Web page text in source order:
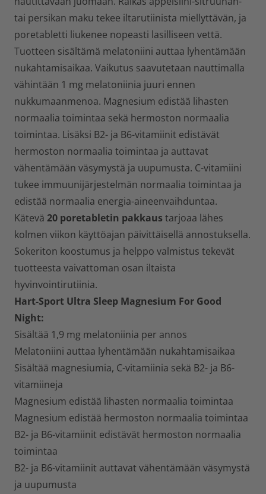
tai persikan maku tekee iltarutiinista miellyttävän, ja
poretabletti liukenee nopeasti lasilliseen vettä.
Tuotteen sisältämä melatoniini auttaa lyhentämään
nukahtamisaikaa. Vaikutus saavutetaan nauttimalla
vähintään 1 mg melatoniinia juuri ennen
nukkumaanmenoa. Magnesium edistää lihasten
normaalia toimintaa sekä hermoston normaalia
toimintaa. Lisäksi B2- ja B6-vitamiinit edistävät
hermoston normaalia toimintaa ja auttavat
vähentämään väsymystä ja uupumusta. C-vitamiini
tukee immuunijärjestelmän normaalia toimintaa ja
edistää normaalia energia-aineenvaihduntaa.
Kätevä 20 poretabletin pakkaus tarjoaa lähes
kolmen viikon käyttöajan päivittäisellä annostuksella.
Sokeriton koostumus ja helppo valmistus tekevät
tuotteesta vaivattoman osan iltaista
hyvinvointirutiinia.
Hart-Sport Ultra Sleep Magnesium For Good
Night:
Sisältää 1,9 mg melatoniinia per annos
Melatoniini auttaa lyhentämään nukahtamisaikaa
Sisältää magnesiumia, C-vitamiinia sekä B2- ja B6-
vitamiineja
Magnesium edistää lihasten normaalia toimintaa
Magnesium edistää hermoston normaalia toimintaa
B2- ja B6-vitamiinit edistävät hermoston normaalia
toimintaa
B2- ja B6-vitamiinit auttavat vähentämään väsymystä
ja uupumusta